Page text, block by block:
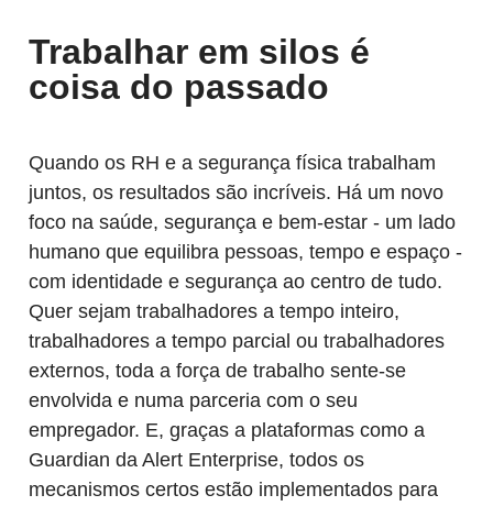
Trabalhar em silos é
coisa do passado
Quando os RH e a segurança física trabalham
juntos, os resultados são incríveis. Há um novo
foco na saúde, segurança e bem-estar - um lado
humano que equilibra pessoas, tempo e espaço -
com identidade e segurança ao centro de tudo.
Quer sejam trabalhadores a tempo inteiro,
trabalhadores a tempo parcial ou trabalhadores
externos, toda a força de trabalho sente-se
envolvida e numa parceria com o seu
empregador. E, graças a plataformas como a
Guardian da Alert Enterprise, todos os
mecanismos certos estão implementados para